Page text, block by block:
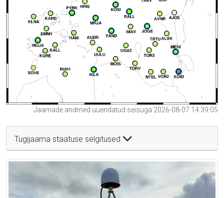
Jaamade andmed uuendatud seisuga 2026-08-07 14:39:05
Tugijaama staatuse selgitused